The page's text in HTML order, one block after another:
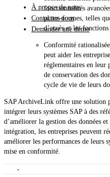
À propos de nous
Contactez-nous
Demander une démo
fonctionnalités
plates-formes, telles
d’accès et les
Conformité
peut aider les
réglementaires en leur
de conservation des
cycle de vie de leurs
SAP ArchiveLink offre une solution
intégrer leurs systèmes SAP à des
d’améliorer la gestion des données
intégration, les entreprises peuvent
améliorer les performances de leurs
mise en conformité.